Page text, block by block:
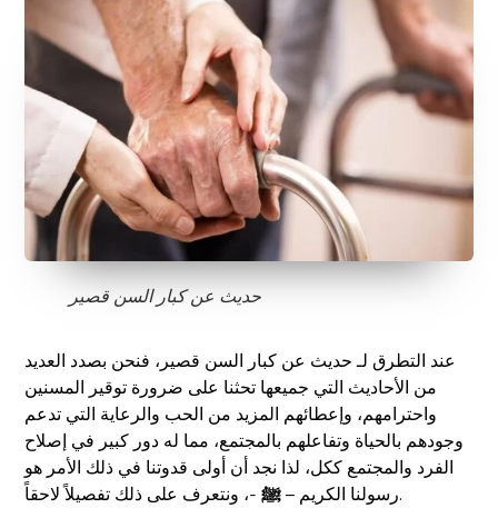
حديث عن كبار السن قصير
عند التطرق لـ حديث عن كبار السن قصير، فنحن بصدد العديد
من الأحاديث التي جميعها تحثنا على ضرورة توقير المسنين
واحترامهم، وإعطائهم المزيد من الحب والرعاية التي تدعم
وجودهم بالحياة وتفاعلهم بالمجتمع، مما له دور كبير في إصلاح
الفرد والمجتمع ككل، لذا نجد أن أولى قدوتنا في ذلك الأمر هو
رسولنا الكريم –ﷺ -، ونتعرف على ذلك تفصيلاً لاحقاً.